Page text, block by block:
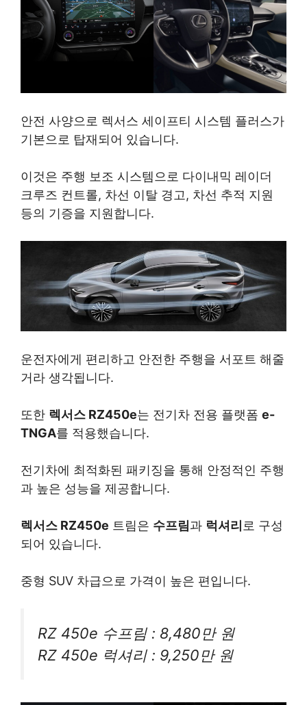
안전 사양으로 렉서스 세이프티 시스템 플러스가
기본으로 탑재되어 있습니다.
이것은 주행 보조 시스템으로 다이내믹 레이더
크루즈 컨트롤, 차선 이탈 경고, 차선 추적 지원
등의 기증을 지원합니다.
운전자에게 편리하고 안전한 주행을 서포트 해줄
거라 생각됩니다.
또한 렉서스 RZ450e는 전기차 전용 플랫폼 e-
TNGA를 적용했습니다.
전기차에 최적화된 패키징을 통해 안정적인 주행
과 높은 성능을 제공합니다.
렉서스 RZ450e 트림은 수프림과 럭셔리 로 구성
되어 있습니다.
중형 SUV 차급으로 가격이 높은 편입니다.
RZ 450e 수프림 : 8,480만 원
RZ 450e 럭셔리 : 9,250만 원